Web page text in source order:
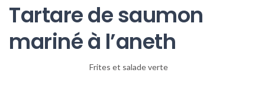
Tartare de saumon
mariné à l’aneth
Frites et salade verte